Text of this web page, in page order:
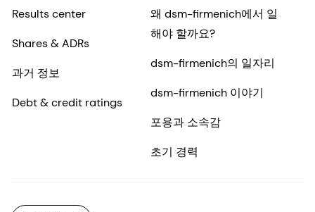
Results center
Shares & ADRs
과거 정보
Debt & credit ratings
왜 dsm-firmenich에서 일
해야 할까요?
dsm-firmenich의 일자리
dsm-firmenich 이야기
포용과 소속감
초기 경력